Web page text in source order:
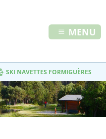
MENU
SKI NAVETTES FORMIGUÈRES